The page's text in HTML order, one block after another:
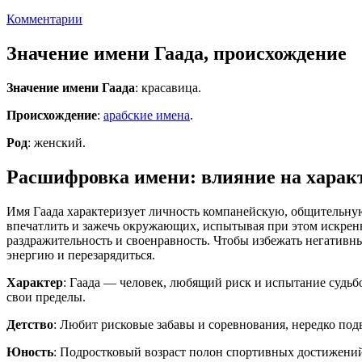
Комментарии
Значение имени Гаада, происхождение
Значение имени Гаада: красавица.
Происхождение: арабские имена.
Род: женский.
Расшифровка имени: влияние на
Имя Гаада характеризует личность компанейскую,
впечатлить и зажечь окружающих, испытывая при этом
раздражительность и своенравность. Чтобы избежать
энергию и перезарядиться.
Характер: Гаада — человек, любящий риск и испытание
свои пределы.
Детство: Любит рисковые забавы и соревнования, нередко
Юность: Подростковый возраст полон спортивных